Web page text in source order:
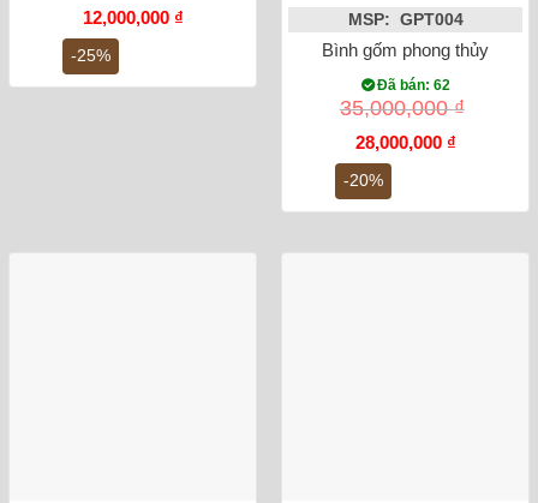
-25%
Giá
gốc
là:
16,000,000 ₫.
12,000,000 ₫Giá
12,000,000 ₫.
-20%
MSP: GPT004
Bình gốm phong thủy tỏi
Đã bán: 62
35,000,000₫
Giá
gốc
là:
35,000,000 ₫.
28,000,000 ₫Giá